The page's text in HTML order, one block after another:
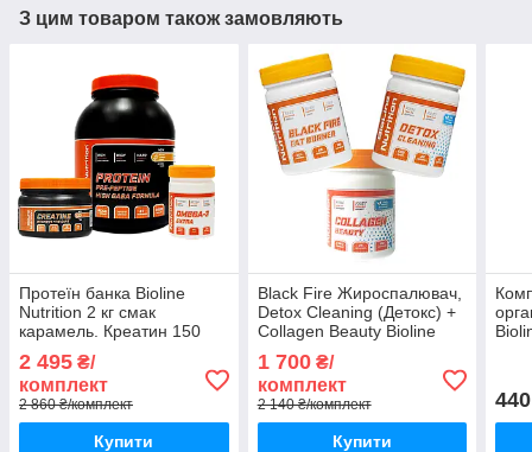
З цим товаром також замовляють
Протеїн банка Bioline
Nutrition 2 кг смак
карамель. Креатин 150
капсул
2 495 ₴/
комплект
2 860 ₴/комплект
Купити
Black Fire Жироспалювач,
Detox Cleaning (Детокс) +
Collagen Beauty Bioline
1 700₴/
комплект
2 140 ₴/комплект
Купити
440